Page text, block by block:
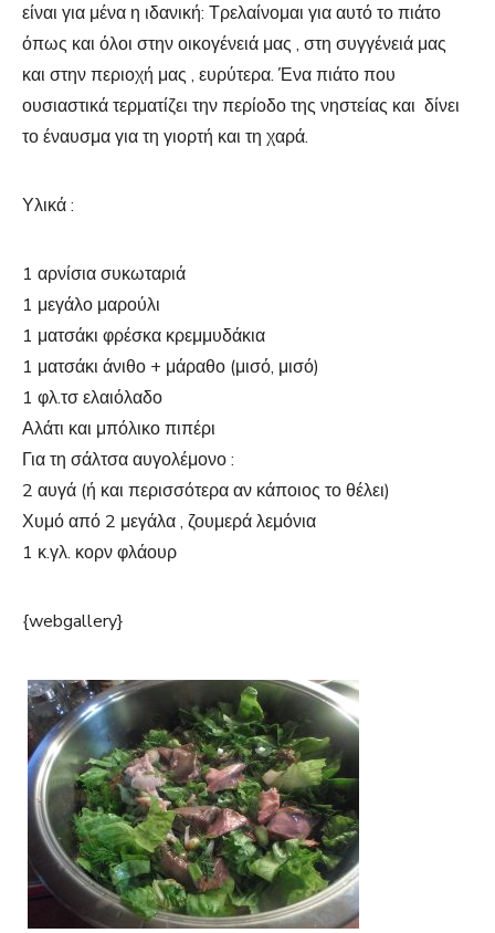
είναι για μένα η ιδανική: Τρελαίνομαι για αυτό το πιάτο
όπως και όλοι στην οικογένειά μας , στη συγγένειά μας
και στην περιοχή μας , ευρύτερα. Ένα πιάτο που
ουσιαστικά τερματίζει την περίοδο της νηστείας και δίνει
το έναυσμα για τη γιορτή και τη χαρά.
Υλικά :
1 αρνίσια συκωταριά
1 μεγάλο μαρούλι
1 ματσάκι φρέσκα κρεμμυδάκια
1 ματσάκι άνιθο + μάραθο (μισό, μισό)
1 φλ.τσ ελαιόλαδο
Αλάτι και μπόλικο πιπέρι
Για τη σάλτσα αυγολέμονο :
2 αυγά (ή και περισσότερα αν κάποιος το θέλει)
Χυμό από 2 μεγάλα , ζουμερά λεμόνια
1 κ.γλ. κορν φλάουρ
{webgallery}